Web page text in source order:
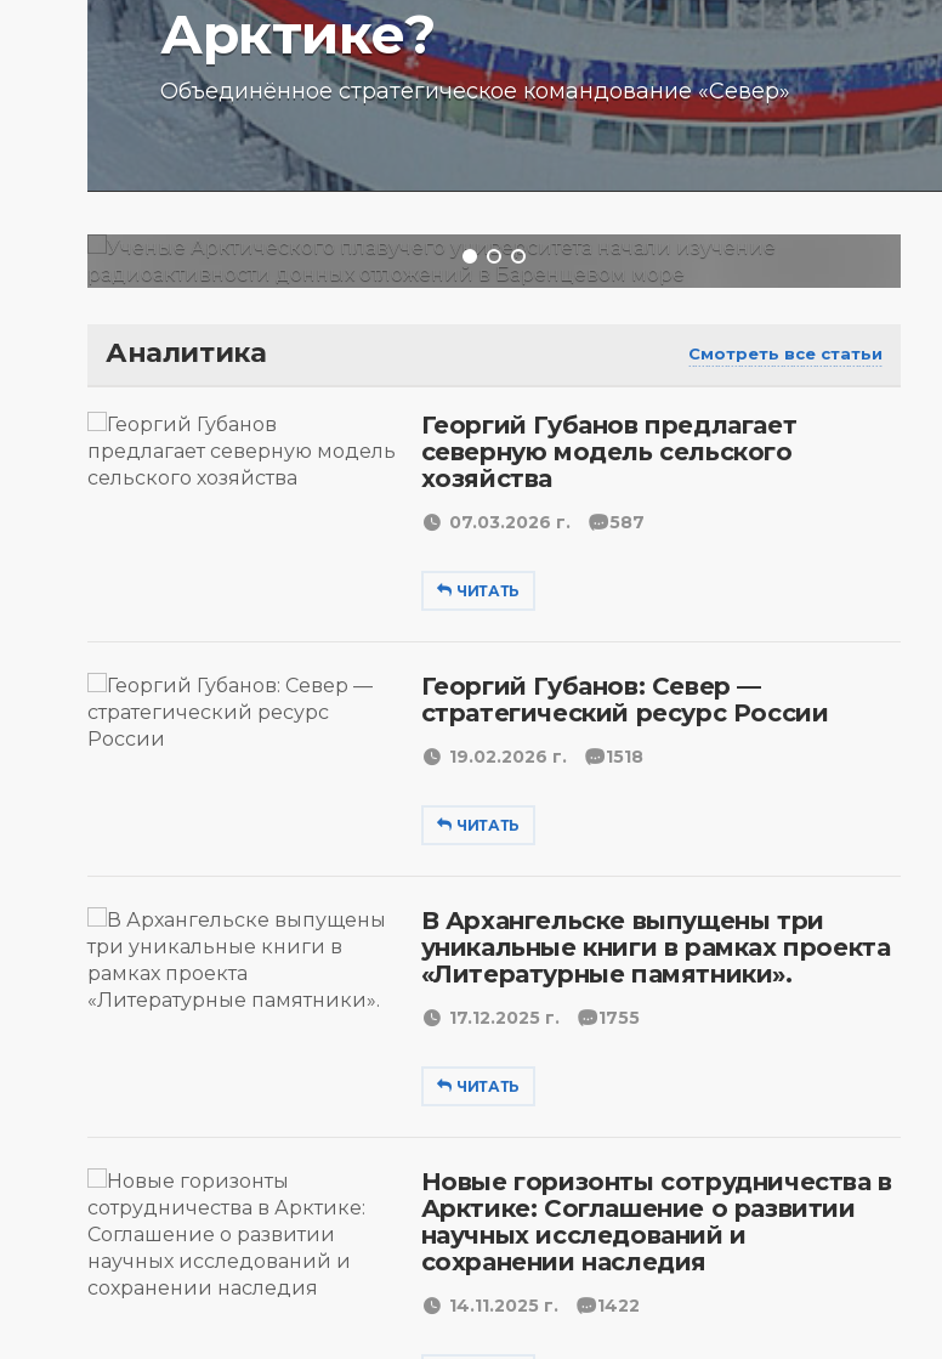
Арктике?
Объединённое стратегическое командование «Север»
Ученые Арктического плавучего
университета начали изучение
радиоактивности донных
отложений в Баренцевом море
Аналитика Смотреть все статьи
Георгий Губанов предлагает
северную модель сельского
хозяйства
07.03.2026 г. 587
ЧИТАТЬ
Георгий Губанов: Север —
стратегический ресурс России
19.02.2026 г. 1518
ЧИТАТЬ
В Архангельске выпущены три
уникальные книги в рамках проекта
«Литературные памятники».
17.12.2025 г. 1755
ЧИТАТЬ
Новые горизонты сотрудничества в
Арктике: Соглашение о развитии
научных исследований и
сохранении наследия
14.11.2025 г. 1422